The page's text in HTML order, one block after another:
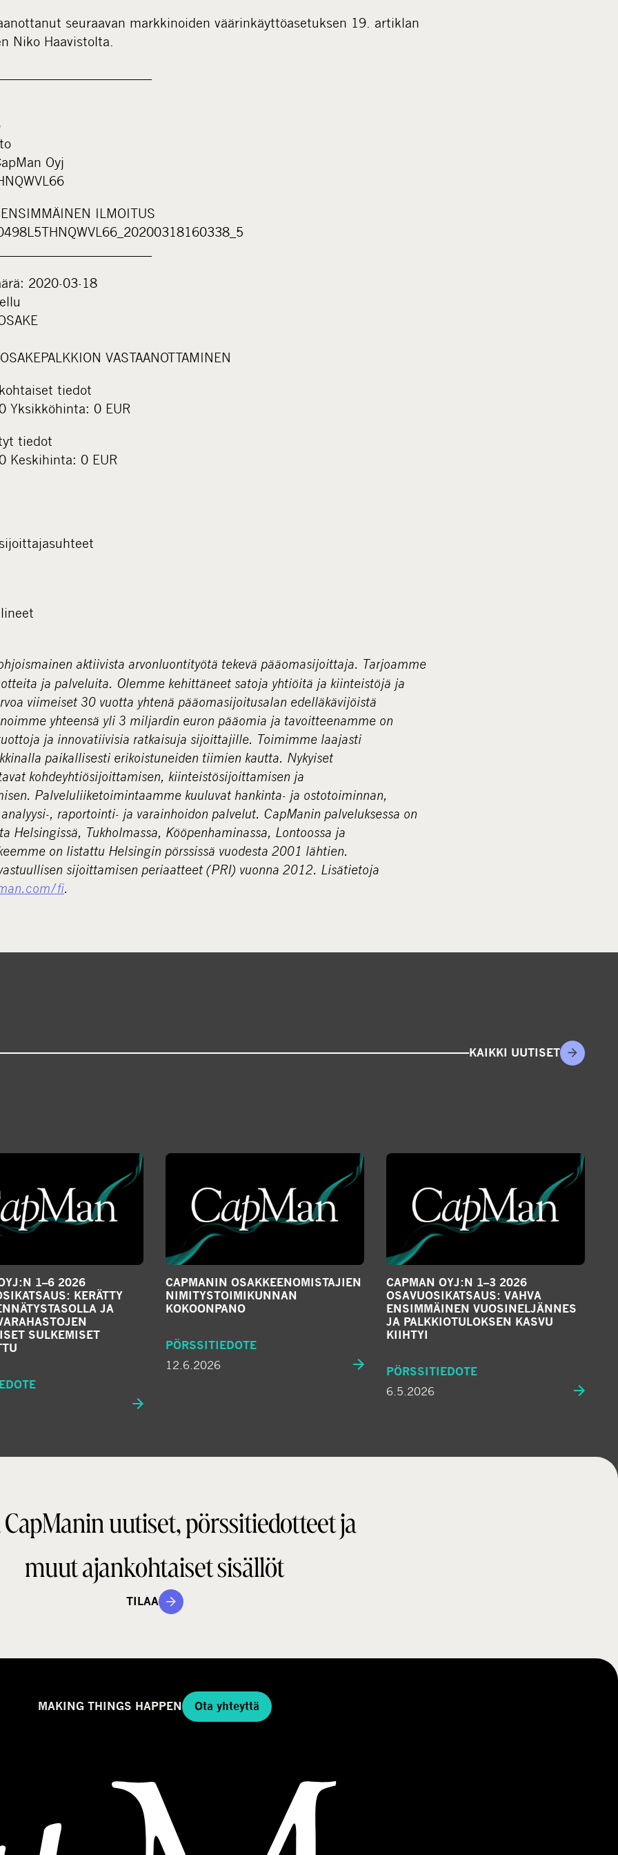
seuraavan markkinoiden väärinkäyttöasetuksen 19. artiklan
Niko Haavistolta.
Oyj
ILMOITUS
2020-03-18
VASTAANOTTAMINEN
tiedot
Yksikköhinta: 0 EUR
tiedot
Keskihinta: 0 EUR
aktiivista arvonluontityötä tekevä pääomasijoittaja. Tarjoamme
ja palveluita. Olemme kehittäneet satoja yhtiöitä ja kiinteistöjä ja
viimeiset 30 vuotta yhtenä pääomasijoitusalan edelläkävijöistä
yhteensä yli 3 miljardin euron pääomia ja tavoitteenamme on
ja innovatiivisia ratkaisuja sijoittajille. Toimimme laajasti
paikallisesti erikoistuneiden tiimien kautta. Nykyiset
kohdeyhtiösijoittamisen, kiinteistösijoittamisen ja
Palveluliiketoimintaamme kuuluvat hankinta- ja ostotoiminnan,
, raportointi- ja varainhoidon palvelut. CapManin palveluksessa on
Helsingissä, Tukholmassa, Kööpenhaminassa, Lontoossa ja
on listattu Helsingin pörssissä vuodesta 2001 lähtien.
sijoittamisen periaatteet (PRI) vuonna 2012. Lisätietoja
fi.
KAIKKI UUTISET
1–6 2026
KERÄTTY
JA
SULKEMISET
CAPMANIN OSAKKEENOMISTAJIEN
NIMITYSTOIMIKUNNAN
KOKOONPANO
PÖRSSITIEDOTE
12.6.2026
CAPMAN OYJ:N 1–3 2026
OSAVUOSIKATSAUS: VAHVA
ENSIMMÄINEN VUOSINELJÄNNES
JA PALKKIOTULOKSEN KASVU
KIIHTYI
PÖRSSITIEDOTE
6.5.2026
uutiset, pörssitiedotteet ja
muut ajankohtaiset sisällöt
TILAA
MAKING THINGS HAPPEN Ota yhteyttä